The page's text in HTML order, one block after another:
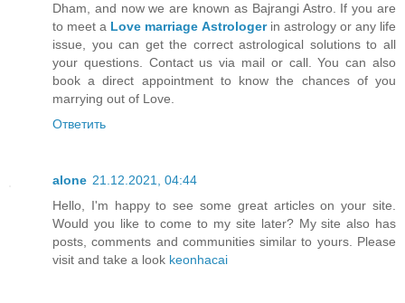
Dham, and now we are known as Bajrangi Astro. If you are
to meet a Love marriage Astrologerin astrology or any life
issue, you can get the correct astrological solutions to all
your questions. Contact us via mail or call. You can also
book a direct appointment to know the chances of you
marrying out of Love.
Ответить
alone 21.12.2021, 04:44
Hello, I'm happy to see some great articles on your site.
Would you like to come to my site later? My site also has
posts, comments and communities similar to yours. Please
visit and take a look keonhacai